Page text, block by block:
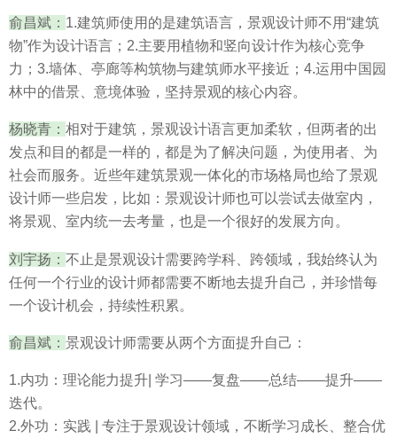
俞昌斌： 1.建筑师使用的是建筑语言，景观设计师不用“建筑
物”作为设计语言；2.主要用植物和竖向设计作为核心竞争
力；3.墙体、亭廊等构筑物与建筑师水平接近；4.运用中国园
林中的借景、意境体验，坚持景观的核心内容。
杨晓青： 相对于建筑，景观设计语言更加柔软，但两者的出
发点和目的都是一样的，都是为了解决问题，为使用者、为
社会而服务。近些年建筑景观一体化的市场格局也给了景观
设计师一些启发，比如：景观设计师也可以尝试去做室内，
将景观、室内统一去考量，也是一个很好的发展方向。
刘宇扬： 不止是景观设计需要跨学科、跨领域，我始终认为
任何一个行业的设计师都需要不断地去提升自己，并珍惜每
一个设计机会，持续性积累。
俞昌斌： 景观设计师需要从两个方面提升自己：
1.内功：理论能力提升| 学习——复盘——总结——提升——
迭代。
2.外功：实践 | 专注于景观设计领域，不断学习成长、整合优